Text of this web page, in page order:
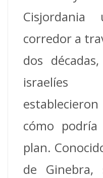
corredor a
dos
israelíes
cómo
plan.
de